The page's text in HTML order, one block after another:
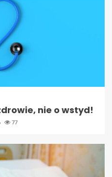
nie o wstyd!
77